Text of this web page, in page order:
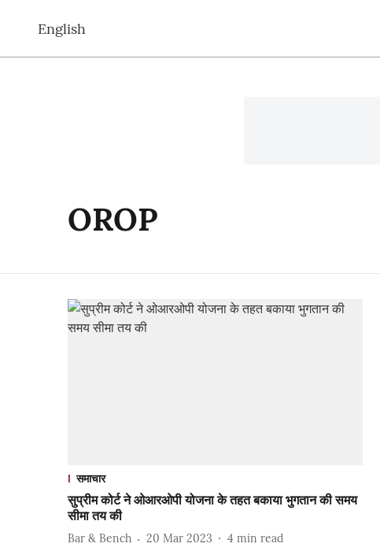
English
OROP
समाचार
सुप्रीम कोर्ट ने ओआरओपी योजना के तहत बकाया भुगतान की समय
सीमा तय की
Bar & Bench 20 Mar 2023 4 min read